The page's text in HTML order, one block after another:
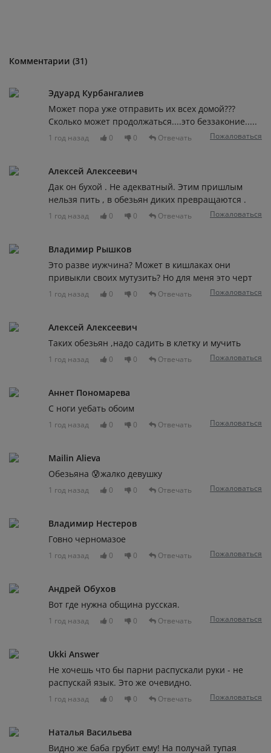
Комментарии (31)
Эдуард Курбангалиев
Может пора уже отправить их всех домой???
Сколько может продолжаться....это беззаконие.....
1 год назад 0 0 Отвечать Пожаловаться
Алексей Алексеевич
Дак он бухой . Не адекватный. Этим пришлым
нельзя пить , в обезьян диких превращаются .
1 год назад 0 0 Отвечать Пожаловаться
Владимир Рышков
Это разве иужчина? Может в кишлаках они
привыкли своих мутузить? Но для меня это черт
1 год назад 0 0 Отвечать Пожаловаться
Алексей Алексеевич
Таких обезьян ,надо садить в клетку и мучить
1 год назад 0 0 Отвечать Пожаловаться
Аннет Пономарева
С ноги уебать обоим
1 год назад 0 0 Отвечать Пожаловаться
Mailin Alieva
Обезьяна 😰жалко девушку
1 год назад 0 0 Отвечать Пожаловаться
Владимир Нестеров
Говно черномазое
1 год назад 0 0 Отвечать Пожаловаться
Андрей Обухов
Вот где нужна община русская.
1 год назад 0 0 Отвечать Пожаловаться
Ukki Answer
Не хочешь что бы парни распускали руки - не
распускай язык. Это же очевидно.
1 год назад 0 0 Отвечать Пожаловаться
Наталья Васильева
Видно же баба грубит ему! На получай тупая